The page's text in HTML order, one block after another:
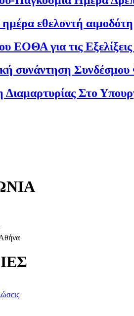
εθελοντή αιμοδότη
ΕΟΘΑ για τις
συνάντηση
Στο